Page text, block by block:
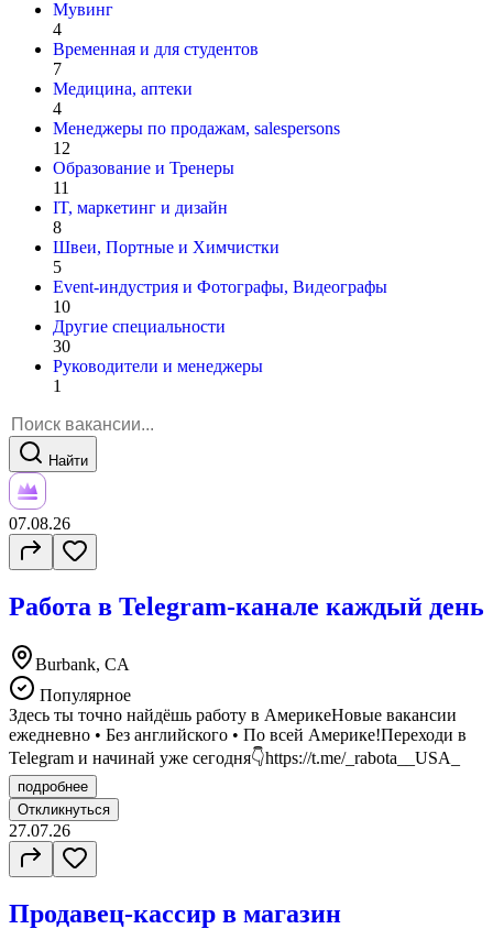
Мувинг
4
Временная и для студентов
7
Медицина, аптеки
4
Менеджеры по продажам, salespersons
12
Образование и Тренеры
11
IT, маркетинг и дизайн
8
Швеи, Портные и Химчистки
5
Event-индустрия и Фотографы, Видеографы
10
Другие специальности
30
Руководители и менеджеры
1
Найти
07.08.26
Работа в Telegram-канале каждый день
Burbank, CA
Популярное
Здесь ты точно найдёшь работу в АмерикеНовые вакансии
ежедневно • Без английского • По всей Америке!Переходи в
Telegram и начинай уже сегодня👇https://t.me/_rabota__USA_
подробнее
Откликнуться
27.07.26
Продавец-кассир в магазин